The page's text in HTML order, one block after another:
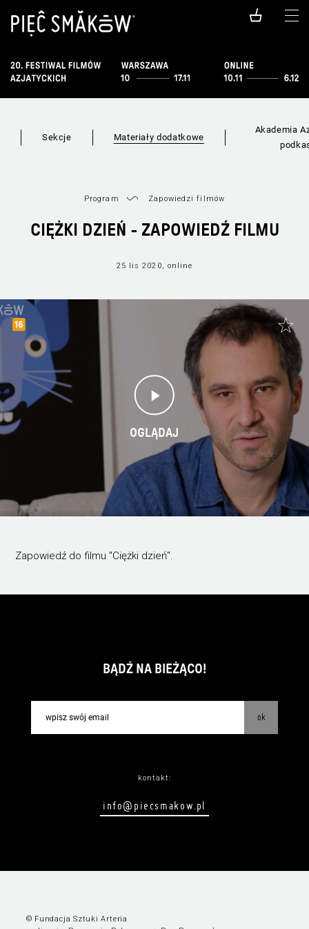
Sekcje Materiały dodatkowe
Akademia
Program Zapowiedzi filmów
CIĘŻKI DZIEŃ - ZAPOWIEDŹ FILMU
25 lis 2020, online
OGLĄDAJ
Zapowiedź do filmu "Ciężki dzień".
BĄDŹ NA BIEŻĄCO!
ok
kontakt:
info@piecsmakow.pl
© Fundacja Sztuki Arteria